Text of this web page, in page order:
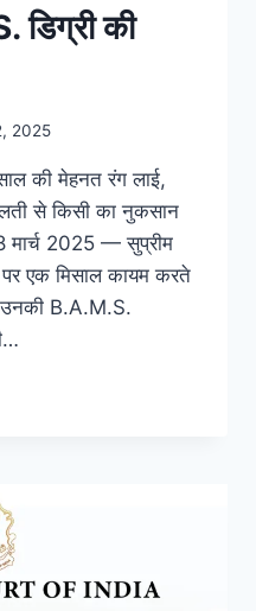
डिग्री की
2025
की मेहनत रंग लाई,
से किसी का नुकसान
मार्च 2025 — सुप्रीम
एक मिसाल कायम करते
B.A.M.S.